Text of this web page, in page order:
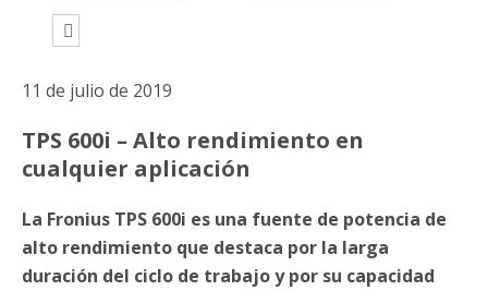
11 de julio de 2019
TPS 600i – Alto rendimiento en
cualquier aplicación
La Fronius TPS 600i es una fuente de potencia de
alto rendimiento que destaca por la larga
duración del ciclo de trabajo y por su capacidad